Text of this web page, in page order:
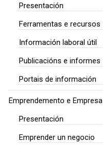
Presentación
Ferramentas e recursos
Información laboral útil
Publicacións e informes
Portais de información
Emprendemento e Empresa
Presentación
Emprender un negocio